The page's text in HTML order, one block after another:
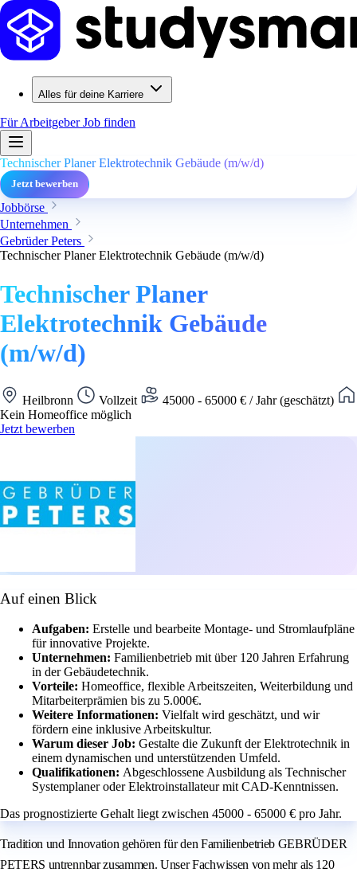
Alles für deine Karriere
Für ArbeitgeberJob finden
Technischer Planer Elektrotechnik Gebäude (m/w/d)
Jetzt bewerben
Jobbörse
Unternehmen
Gebrüder Peters
Technischer Planer Elektrotechnik Gebäude (m/w/d)
Technischer Planer
Elektrotechnik Gebäude
(m/w/d)
Heilbronn Vollzeit
45000 - 65000 € / Jahr (geschätzt)
Kein Homeoffice möglich
Jetzt bewerben
Auf einen Blick
Aufgaben: Erstelle und bearbeite Montage- und Stromlaufpläne
für innovative Projekte.
Unternehmen: Familienbetrieb mit über 120 Jahren Erfahrung
in der Gebäudetechnik.
Vorteile: Homeoffice, flexible Arbeitszeiten, Weiterbildung und
Mitarbeiterprämien bis zu 5.000€.
Weitere Informationen: Vielfalt wird geschätzt, und wir
fördern eine inklusive Arbeitskultur.
Warum dieser Job: Gestalte die Zukunft der Elektrotechnik in
einem dynamischen und unterstützenden Umfeld.
Qualifikationen: Abgeschlossene Ausbildung als Technischer
Systemplaner oder Elektroinstallateur mit CAD-Kenntnissen.
Das prognostizierte Gehalt liegt zwischen 45000 - 65000 € pro Jahr.
Tradition und Innovation gehören für den Familienbetrieb GEBRÜDER
PETERS untrennbar zusammen. Unser Fachwissen von mehr als 120